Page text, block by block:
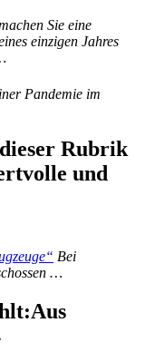
Sie eine
einzigen Jahres
Pandemie im
Rubrik
und
Bei
…
Aus